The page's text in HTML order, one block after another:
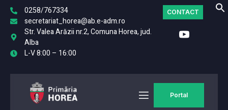
0258/767334
secretariat_horea@ab.e-adm.ro
Str. Valea Arăzii nr.2, Comuna Horea, jud.
Alba
L-V 8:00 – 16:00
CONTACT
Portal